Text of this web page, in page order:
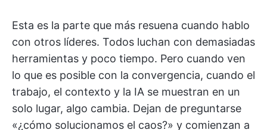
Esta es la parte que más resuena cuando hablo
con otros líderes. Todos luchan con demasiadas
herramientas y poco tiempo. Pero cuando ven
lo que es posible con la convergencia, cuando el
trabajo, el contexto y la IA se muestran en un
solo lugar, algo cambia. Dejan de preguntarse
«¿cómo solucionamos el caos?» y comienzan a